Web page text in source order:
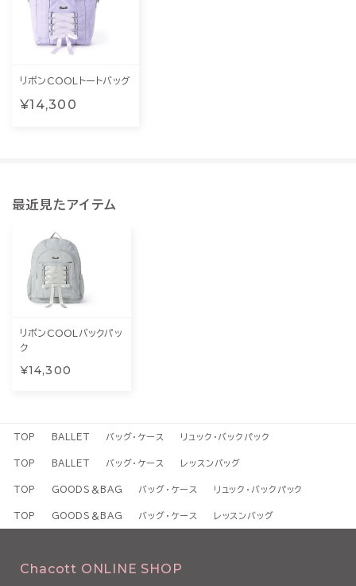
リボンCOOLトートバッグ
¥14,300
最近見たアイテム
リボンCOOLバックパッ
ク
¥14,300
TOP BALLET バッグ・ケース リュック・バックパック
TOP BALLET バッグ・ケース レッスンバッグ
TOP GOODS＆BAG バッグ・ケース リュック・バックパック
TOP GOODS＆BAG バッグ・ケース レッスンバッグ
Chacott ONLINE SHOP